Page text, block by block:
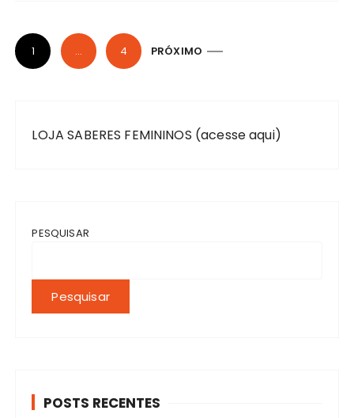
1 … 4 PRÓXIMO
LOJA SABERES FEMININOS (acesse aqui)
PESQUISAR
Pesquisar
POSTS RECENTES